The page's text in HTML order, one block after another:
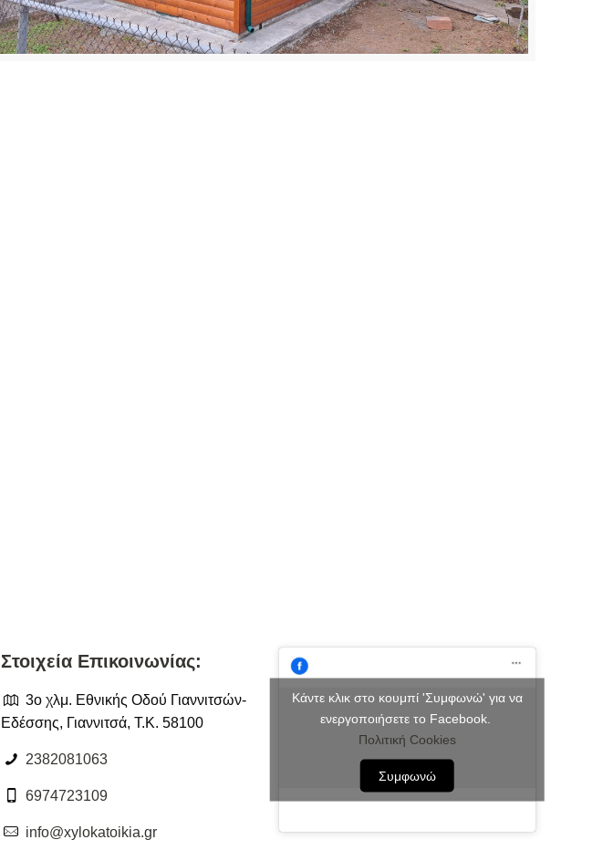
Στοιχεία Επικοινωνίας:
3ο χλμ. Εθνικής Οδού Γιαννιτσών-
Εδέσσης, Γιαννιτσά, Τ.Κ. 58100
2382081063
6974723109
info@xylokatoikia.gr
Κάντε κλικ στο κουμπί 'Συμφωνώ' για να
ενεργοποιήσετε το Facebook.
Πολιτική Cookies
Συμφωνώ